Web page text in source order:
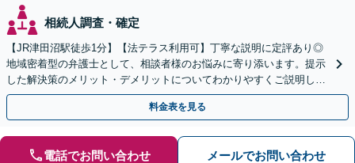
相続人調査・確定
【JR津田沼駅徒歩1分】【法テラス利用可】丁寧な説明に定評あり◎
地域密着型の弁護士として、相談者様のお悩みに寄り添います。提示
した解決策のメリット・デメリットについてわかりやすくご説明しま
す【初回相談無料 】【プライバシーへの配慮も安心】
料金表を見る
電話でお問い合わせ メールでお問い合わせ